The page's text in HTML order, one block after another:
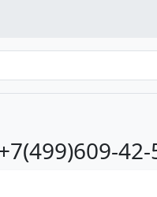
42-